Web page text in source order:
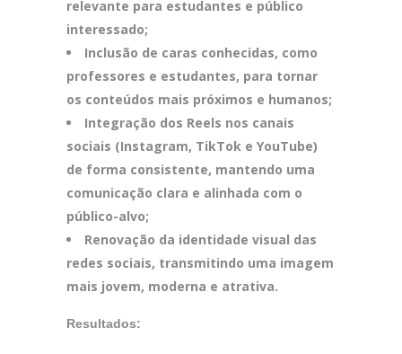
relevante para estudantes e público
interessado;
Inclusão de caras conhecidas, como
professores e estudantes, para tornar
os conteúdos mais próximos e humanos;
Integração dos Reels nos canais
sociais (Instagram, TikTok e YouTube)
de forma consistente, mantendo uma
comunicação clara e alinhada com o
público-alvo;
Renovação da identidade visual das
redes sociais, transmitindo uma imagem
mais jovem, moderna e atrativa.
Resultados: